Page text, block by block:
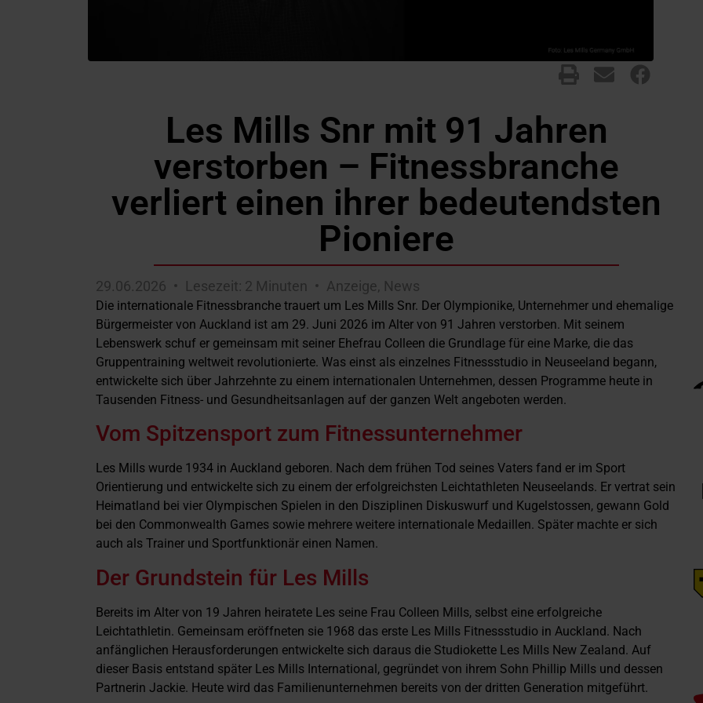
Les Mills Snr mit 91 Jahren
verstorben – Fitnessbranche
verliert einen ihrer bedeutendsten
Pioniere
29.06.2026 Lesezeit: 2 Minuten Anzeige, News
Die internationale Fitnessbranche trauert um Les Mills Snr. Der Olympionike, Unternehmer und ehemalige
Bürgermeister von Auckland ist am 29. Juni 2026 im Alter von 91 Jahren verstorben. Mit seinem
Lebenswerk schuf er gemeinsam mit seiner Ehefrau Colleen die Grundlage für eine Marke, die das
Gruppentraining weltweit revolutionierte. Was einst als einzelnes Fitnessstudio in Neuseeland begann,
entwickelte sich über Jahrzehnte zu einem internationalen Unternehmen, dessen Programme heute in
Tausenden Fitness- und Gesundheitsanlagen auf der ganzen Welt angeboten werden.
Vom Spitzensport zum Fitnessunternehmer
Les Mills wurde 1934 in Auckland geboren. Nach dem frühen Tod seines Vaters fand er im Sport
Orientierung und entwickelte sich zu einem der erfolgreichsten Leichtathleten Neuseelands. Er vertrat sein
Heimatland bei vier Olympischen Spielen in den Disziplinen Diskuswurf und Kugelstossen, gewann Gold
bei den Commonwealth Games sowie mehrere weitere internationale Medaillen. Später machte er sich
auch als Trainer und Sportfunktionär einen Namen.
Der Grundstein für Les Mills
Bereits im Alter von 19 Jahren heiratete Les seine Frau Colleen Mills, selbst eine erfolgreiche
Leichtathletin. Gemeinsam eröffneten sie 1968 das erste Les Mills Fitnessstudio in Auckland. Nach
anfänglichen Herausforderungen entwickelte sich daraus die Studiokette Les Mills New Zealand. Auf
dieser Basis entstand später Les Mills International, gegründet von ihrem Sohn Phillip Mills und dessen
Partnerin Jackie. Heute wird das Familienunternehmen bereits von der dritten Generation mitgeführt.